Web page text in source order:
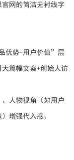
网的简洁无衬线字
优势-用户价值”层
篇幅文案+创始人访
人物视角（如用户
增强代入感。